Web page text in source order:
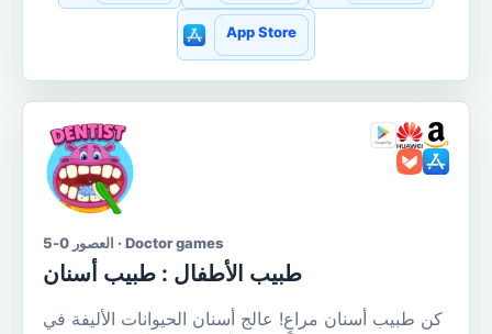
App Store
العصور 0-5 · Doctor games
طبيب الأطفال : طبيب أسنان
كن طبيب أسنان مراعٍ! عالج أسنان الحيوانات الأليفة في